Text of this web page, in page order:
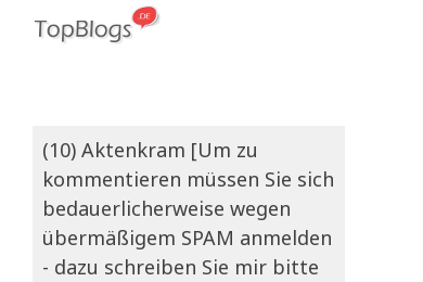
(10) Aktenkram [Um zu
kommentieren müssen Sie sich
bedauerlicherweise wegen
übermäßigem SPAM anmelden
- dazu schreiben Sie mir bitte